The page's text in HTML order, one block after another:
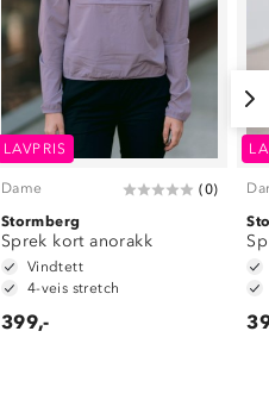
LAVPRIS
Dame (0)
Stormberg
Sprek kort anorakk
Vindtett
4-veis stretch
399,-